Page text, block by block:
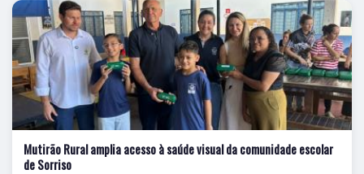
Mutirão Rural amplia acesso à saúde visual da comunidade escolar
de Sorriso